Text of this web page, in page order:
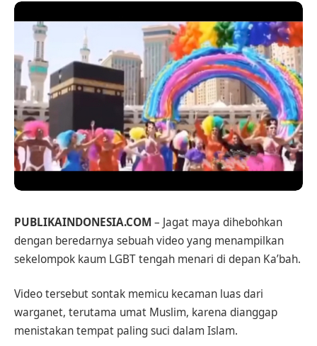
PUBLIKAINDONESIA.COM – Jagat maya dihebohkan
dengan beredarnya sebuah video yang menampilkan
sekelompok kaum LGBT tengah menari di depan Ka’bah.
Video tersebut sontak memicu kecaman luas dari
warganet, terutama umat Muslim, karena dianggap
menistakan tempat paling suci dalam Islam.